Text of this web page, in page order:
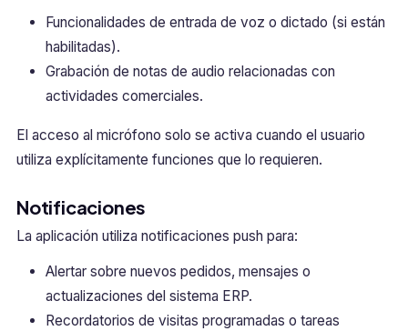
Funcionalidades de entrada de voz o dictado (si están
habilitadas).
Grabación de notas de audio relacionadas con
actividades comerciales.
El acceso al micrófono solo se activa cuando el usuario
utiliza explícitamente funciones que lo requieren.
Notificaciones
La aplicación utiliza notificaciones push para:
Alertar sobre nuevos pedidos, mensajes o
actualizaciones del sistema ERP.
Recordatorios de visitas programadas o tareas